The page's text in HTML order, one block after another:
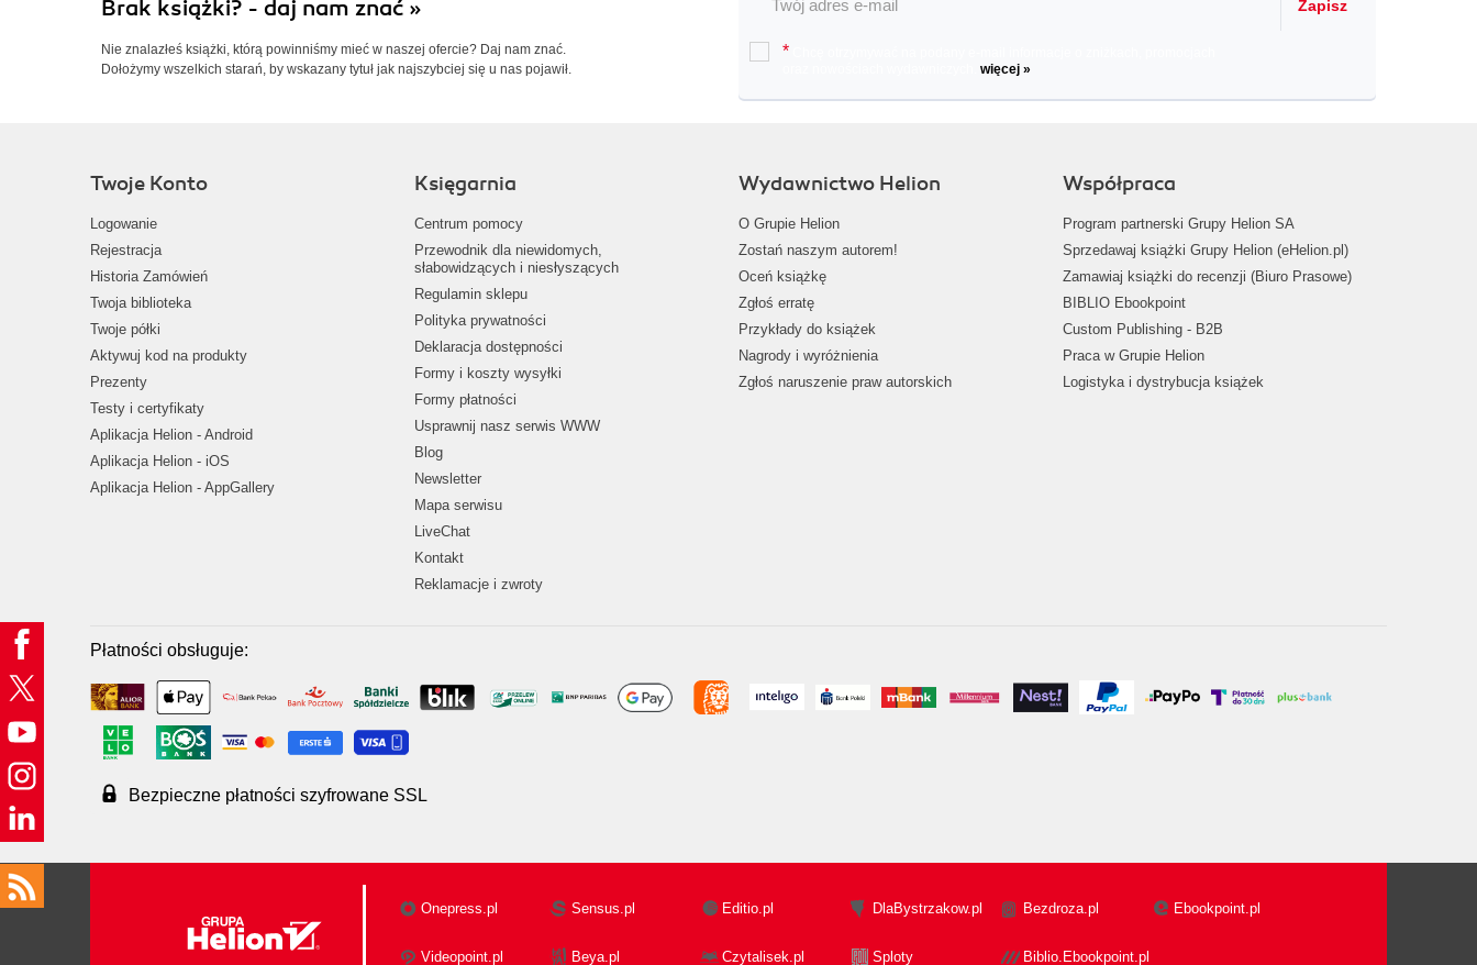
Brak książki? - daj nam znać »
Nie znalazłeś książki, którą powinniśmy mieć w naszej ofercie? Daj nam znać.
Dołożymy wszelkich starań, by wskazany tytuł jak najszybciej się u nas pojawił.
Zapisz
*
więcej »
Twoje Konto
Logowanie
Rejestracja
Historia Zamówień
Twoja biblioteka
Twoje półki
Aktywuj kod na produkty
Prezenty
Testy i certyfikaty
Aplikacja Helion - Android
Aplikacja Helion - iOS
Aplikacja Helion - AppGallery
Księgarnia
Centrum pomocy
Przewodnik dla niewidomych,
słabowidzących i niesłyszących
Regulamin sklepu
Polityka prywatności
Deklaracja dostępności
Formy i koszty wysyłki
Formy płatności
Usprawnij nasz serwis WWW
Blog
Newsletter
Mapa serwisu
LiveChat
Kontakt
Reklamacje i zwroty
Wydawnictwo Helion
O Grupie Helion
Zostań naszym autorem!
Oceń książkę
Zgłoś erratę
Przykłady do książek
Nagrody i wyróżnienia
Zgłoś naruszenie praw autorskich
Współpraca
Program partnerski Grupy Helion SA
Sprzedawaj książki Grupy Helion (eHelion.pl)
Zamawiaj książki do recenzji (Biuro Prasowe)
BIBLIO Ebookpoint
Custom Publishing - B2B
Praca w Grupie Helion
Logistyka i dystrybucja książek
Płatności obsługuje:
Bezpieczne płatności szyfrowane SSL
Onepress.pl Sensus.pl Editio.pl DlaBystrzakow.pl Bezdroza.pl Ebookpoint.pl
Videopoint.pl Beya.pl Czytalisek.pl Sploty Biblio.Ebookpoint.pl